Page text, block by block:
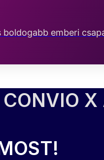
emberi
CONVIO X